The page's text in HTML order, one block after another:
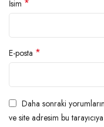
İsim *
E-posta *
Daha sonraki
ve site adresim bu